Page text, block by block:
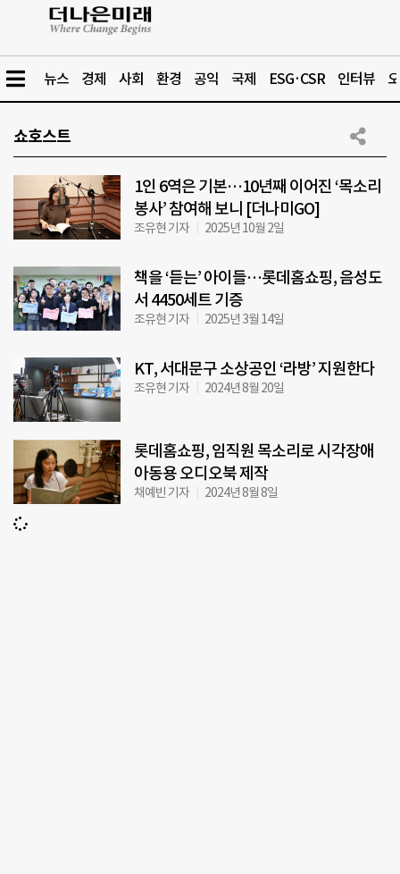
뉴스 경제 사회 환경 공익 국제 ESG·CSR 인터뷰
쇼호스트
1인 6역은 기본…10년째 이어진 ‘목소리
봉사’ 참여해 보니 [더나미GO]
조유현 기자 2025년 10월 2일
책을 ‘듣는’ 아이들…롯데홈쇼핑, 음성도
서 4450세트 기증
조유현 기자 2025년 3월 14일
KT, 서대문구 소상공인 ‘라방’ 지원한다
조유현 기자 2024년 8월 20일
롯데홈쇼핑, 임직원 목소리로 시각장애
아동용 오디오북 제작
채예빈 기자 2024년 8월 8일